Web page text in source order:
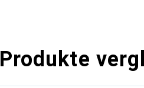
Produkte